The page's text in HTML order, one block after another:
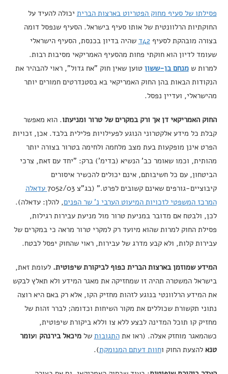
פסילתו של סעיף מחוק הפטריוט בארצות הברית יכולה להעיד על
החוקתיות הרלוונטית של אותו סעיף בישראל. הסעיף שנפסל דומה
בצורה מובהקת לסעיף42ד שהיה בדיון בכנסת, הסעיף הישראלי
שעומד לדיון הוא חוקתי פחות מהסעיף האמריקאי מסיבות רבות.
למרות שמנחם בן-ששון טוען שאין חוק "אח גדול", ראוי להבהיר את
הנקודות הבאות בהן החוק האמריקאי בא בסטנדרטים חמורים יותר
מהישראלי, ועדיין נפסל.
החוק האמריקאי דן אך ורק במקרים של טרור ומניעתו. הוא מאפשר
קבלת כל מידע אלקטרוני הנוגע לפעילויות פלילית בלבד. אכן, זכויות
הפרט אינן מופקעות בעת מצב מלחמה ולחימה בטרור בצורה יותר
מהותית, וכמו שאומר כב' הנשיא (בדימ') ברק: "יחד עם זאת, צרכי
הביטחון, עם כל חשיבותם, אינם יכולים להכשיר איסורים
קיבוציים-גורפים שאינם קשובים לפרט." (בג"צ 7052/03
עדאלה
המרכז המשפטי לזכויות המיעוט הערבי נ' שר הפנים, להלן: עדאלה).
לכן, ולבטח אם מדובר במניעת טרור מול מניעת עבירות רגילות,
פסילת החוק למרות שהוא מיועד רק למקרי טרור מראה כי במקרים של
עבירות קלות, ולא קבע מדרג של עבירות, ראוי שהחוק יפסל לבטח.
המידע שמוזמן בארצות הברית כפוף לביקורת שיפוטית. לעומת זאת,
בישראל המשטרה תהיה זו שמחזיקה את מאגר המידע ולא תאלץ לבקש
את המידע הרלוונטי בנוגע לזהות מחזיק הקו, אלא רק באם היא רוצה
נתוני תקשורת שכוללים את מקור השיחות וכדומה; לברר זהות של
מחזיק קו תוכל המדינה לבצע ללא צו וללא ביקורת שיפוטית,
כשהמאגר מוחזק אצלה. (ראו אתהתגובות שלמיכאל בירנהק ועומר
טנא להצעת החוק וחוות דעתם המנומקת).